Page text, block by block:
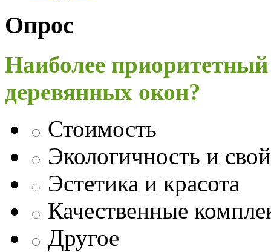
Опрос
Наиболее
деревянных окон?
Стоимость
Экологичность и
Эстетика и красота
Качественные
Другое